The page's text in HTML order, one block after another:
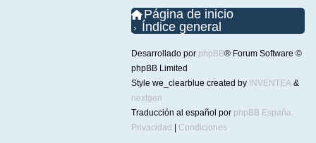
Página de inicio
Índice general
Desarrollado por phpBB® Forum Software ©
phpBB Limited
Style we_clearblue created by INVENTEA &
nextgen
Traducción al español por phpBB España
Privacidad
Condiciones